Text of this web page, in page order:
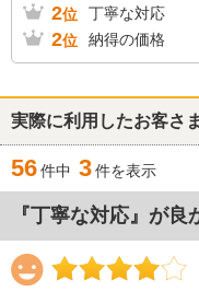
2位 丁寧な対応
2位 納得の価格
実際に利用したお客さ
56件中 3件を表示
『丁寧な対応』が良